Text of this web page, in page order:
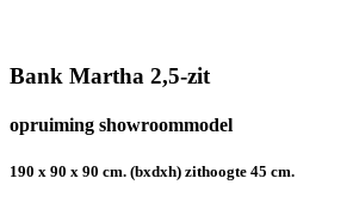
Bank Martha 2,5-zit
opruiming showroommodel
190 x 90 x 90 cm. (bxdxh) zithoogte 45 cm.